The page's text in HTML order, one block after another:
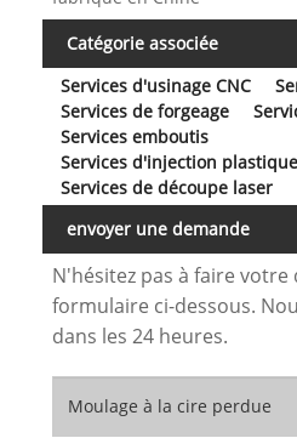
Catégorie associée
Services d'usinage CNC
Services de forgeage
Services emboutis
Services d'injection plastique
Services de découpe laser
envoyer une demande
N'hésitez pas à faire votre
formulaire ci-dessous.
dans les 24 heures.